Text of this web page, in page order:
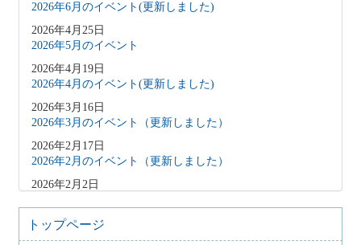
2026年6月のイベント(更新しました)
2026年4月25日
2026年5月のイベント
2026年4月19日
2026年4月のイベント(更新しました)
2026年3月16日
2026年3月のイベント（更新しました）
2026年2月17日
2026年2月のイベント（更新しました）
2026年2月2日
2026年1月9日
2026年1月のイベント(更新しました)
トップページ